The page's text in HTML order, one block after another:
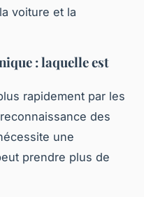
voiture et la
: laquelle est
rapidement par les
des
une
prendre plus de